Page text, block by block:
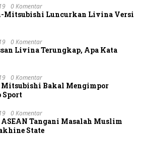
0 Komentar
Mitsubishi Luncurkan Livina Versi
0 Komentar
Livina Terungkap, Apa Kata
0 Komentar
Mitsubishi Bakal Mengimpor
Sport
0 Komentar
Tangani Masalah Muslim
State